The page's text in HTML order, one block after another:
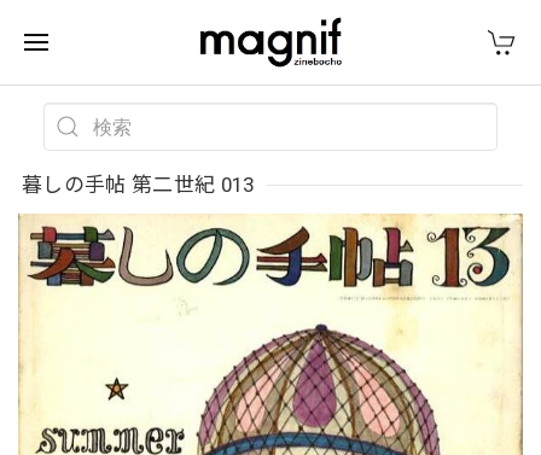
暮しの手帖 第二世紀 013